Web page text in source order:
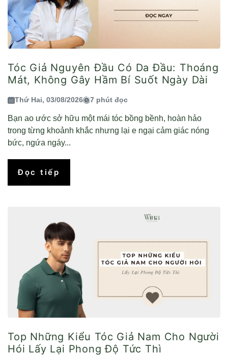
Tóc Giả Nguyên Đầu Có Da Đầu: Thoáng
Mát, Không Gây Hầm Bí Suốt Ngày Dài
Thứ Hai, 03/08/2026 7 phút đọc
Bạn ao ước sở hữu một mái tóc bồng bềnh, hoàn hảo
trong từng khoảnh khắc nhưng lại e ngại cảm giác nóng
bức, ngứa ngáy...
Đọc tiếp
Top Những Kiểu Tóc Giả Nam Cho Người
Hói Lấy Lại Phong Độ Tức Thì